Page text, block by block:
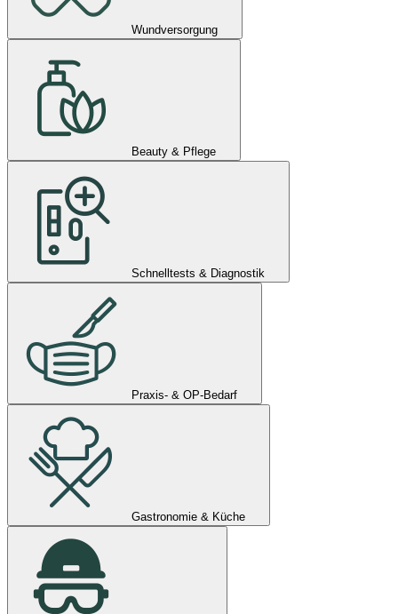
Wundversorgung
Beauty & Pflege
Schnelltests & Diagnostik
Praxis- & OP-Bedarf
Gastronomie & Küche